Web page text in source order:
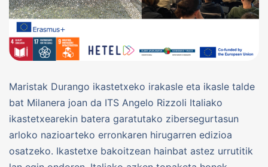
Maristak Durango ikastetxeko irakasle eta ikasle talde
bat Milanera joan da ITS Angelo Rizzoli Italiako
ikastetxearekin batera garatutako zibersegurtasun
arloko nazioarteko erronkaren hirugarren edizioa
osatzeko. Ikastetxe bakoitzean hainbat astez urrutitik